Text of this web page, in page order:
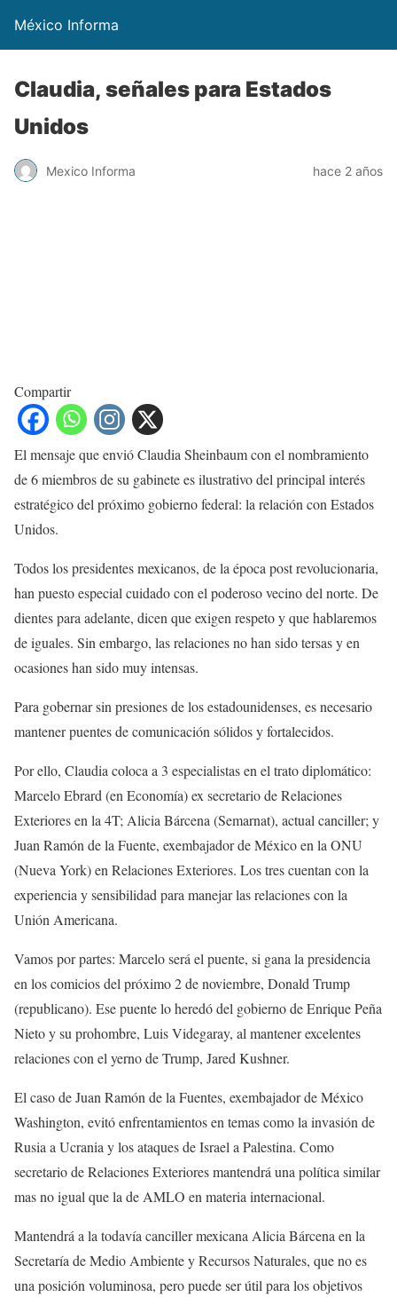
México Informa
Claudia, señales para Estados
Unidos
Mexico Informa hace 2 años
Compartir
El mensaje que envió Claudia Sheinbaum con el nombramiento
de 6 miembros de su gabinete es ilustrativo del principal interés
estratégico del próximo gobierno federal: la relación con Estados
Unidos.
Todos los presidentes mexicanos, de la época post revolucionaria,
han puesto especial cuidado con el poderoso vecino del norte. De
dientes para adelante, dicen que exigen respeto y que hablaremos
de iguales. Sin embargo, las relaciones no han sido tersas y en
ocasiones han sido muy intensas.
Para gobernar sin presiones de los estadounidenses, es necesario
mantener puentes de comunicación sólidos y fortalecidos.
Por ello, Claudia coloca a 3 especialistas en el trato diplomático:
Marcelo Ebrard (en Economía) ex secretario de Relaciones
Exteriores en la 4T; Alicia Bárcena (Semarnat), actual canciller; y
Juan Ramón de la Fuente, exembajador de México en la ONU
(Nueva York) en Relaciones Exteriores. Los tres cuentan con la
experiencia y sensibilidad para manejar las relaciones con la
Unión Americana.
Vamos por partes: Marcelo será el puente, si gana la presidencia
en los comicios del próximo 2 de noviembre, Donald Trump
(republicano). Ese puente lo heredó del gobierno de Enrique Peña
Nieto y su prohombre, Luis Videgaray, al mantener excelentes
relaciones con el yerno de Trump, Jared Kushner.
El caso de Juan Ramón de la Fuentes, exembajador de México
Washington, evitó enfrentamientos en temas como la invasión de
Rusia a Ucrania y los ataques de Israel a Palestina. Como
secretario de Relaciones Exteriores mantendrá una política similar
mas no igual que la de AMLO en materia internacional.
Mantendrá a la todavía canciller mexicana Alicia Bárcena en la
Secretaría de Medio Ambiente y Recursos Naturales, que no es
una posición voluminosa, pero puede ser útil para los objetivos